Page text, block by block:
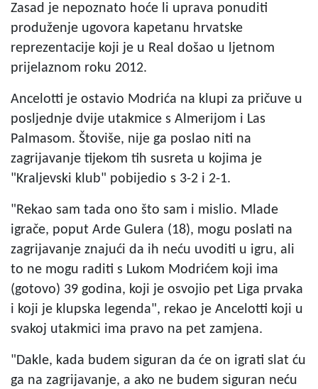
Zasad je nepoznato hoće li uprava ponuditi
produženje ugovora kapetanu hrvatske
reprezentacije koji je u Real došao u ljetnom
prijelaznom roku 2012.
Ancelotti je ostavio Modrića na klupi za pričuve u
posljednje dvije utakmice s Almerijom i Las
Palmasom. Štoviše, nije ga poslao niti na
zagrijavanje tijekom tih susreta u kojima je
"Kraljevski klub" pobijedio s 3-2 i 2-1.
"Rekao sam tada ono što sam i mislio. Mlade
igrače, poput Arde Gulera (18), mogu poslati na
zagrijavanje znajući da ih neću uvoditi u igru, ali
to ne mogu raditi s Lukom Modrićem koji ima
(gotovo) 39 godina, koji je osvojio pet Liga prvaka
i koji je klupska legenda", rekao je Ancelotti koji u
svakoj utakmici ima pravo na pet zamjena.
"Dakle, kada budem siguran da će on igrati slat ću
ga na zagrijavanje, a ako ne budem siguran neću